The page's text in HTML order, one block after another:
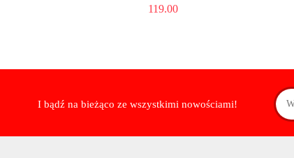
119.00
I bądź na bieżąco ze wszystkimi nowościami!